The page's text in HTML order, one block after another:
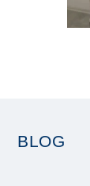
BLOG